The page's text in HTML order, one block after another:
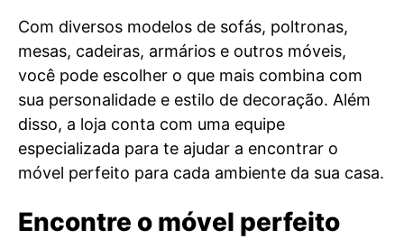
Com diversos modelos de sofás, poltronas,
mesas, cadeiras, armários e outros móveis,
você pode escolher o que mais combina com
sua personalidade e estilo de decoração. Além
disso, a loja conta com uma equipe
especializada para te ajudar a encontrar o
móvel perfeito para cada ambiente da sua casa.
Encontre o móvel perfeito